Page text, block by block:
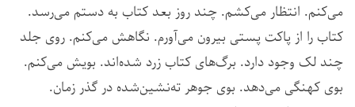
می‌کنم. انتظار می‌کشم. چند روز بعد کتاب به دستم می‌رسد.
کتاب را از پاکت پستی بیرون می‌آورم. نگاهش می‌کنم. روی جلد
چند لک وجود دارد. برگ‌های کتاب زرد شده‌اند. بویش می‌کنم.
بوی کهنگی می‌دهد. بوی جوهر ته‌نشین‌شده در گذر زمان.